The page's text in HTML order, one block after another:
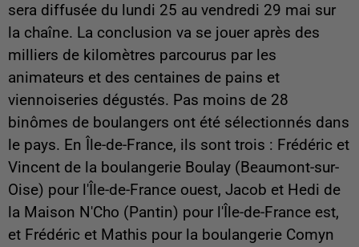
sera diffusée du lundi 25 au vendredi 29 mai sur
la chaîne. La conclusion va se jouer après des
milliers de kilomètres parcourus par les
animateurs et des centaines de pains et
viennoiseries dégustés. Pas moins de 28
binômes de boulangers ont été sélectionnés dans
le pays. En Île-de-France, ils sont trois : Frédéric et
Vincent de la boulangerie Boulay (Beaumont-sur-
Oise) pour l'Île-de-France ouest, Jacob et Hedi de
la Maison N'Cho (Pantin) pour l'Île-de-France est,
et Frédéric et Mathis pour la boulangerie Comyn